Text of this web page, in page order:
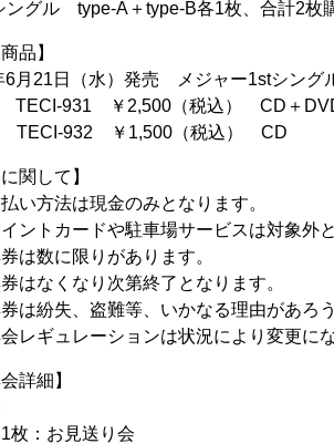
ングル type-A＋type-B各1枚、合計2
品】
6月21日（水）発売 メジャー1stシング
TECI-931 ￥2,500（税込） CD＋
TECI-932 ￥1,500（税込） CD
関して】
い方法は現金のみとなります。
ントカードや駐車場サービスは対象外
は数に限りがあります。
はなくなり次第終了となります。
は紛失、盗難等、いかなる理由があろ
レギュレーションは状況により変更に
詳細】
枚：お見送り会